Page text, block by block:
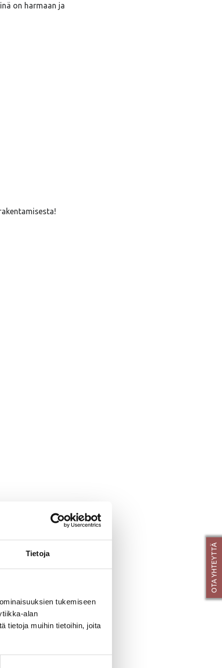
Tietoja
tukemiseen
alan
tietoja muihin tietoihin, joita
OTA YHTEYTTÄ
on harmaan ja